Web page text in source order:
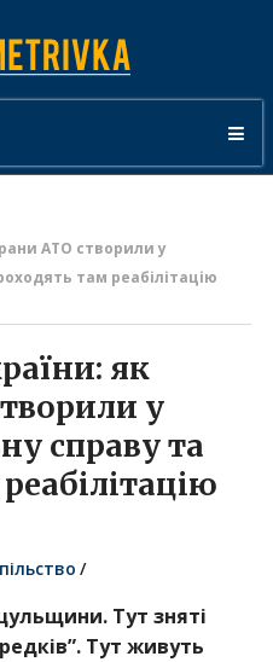
АТО створили у
там реабілітацію
як
у
справу та
/
Тут зняті
Тут живуть